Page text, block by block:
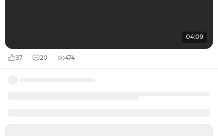
04:09
37 20 474